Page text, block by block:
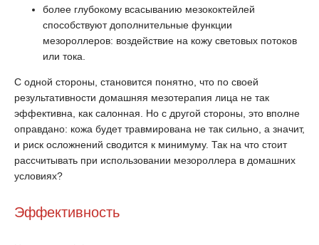
более глубокому всасыванию мезококтейлей
способствуют дополнительные функции
мезороллеров: воздействие на кожу световых потоков
или тока.
С одной стороны, становится понятно, что по своей
результативности домашняя мезотерапия лица не так
эффективна, как салонная. Но с другой стороны, это вполне
оправдано: кожа будет травмирована не так сильно, а значит,
и риск осложнений сводится к минимуму. Так на что стоит
рассчитывать при использовании мезороллера в домашних
условиях?
Эффективность